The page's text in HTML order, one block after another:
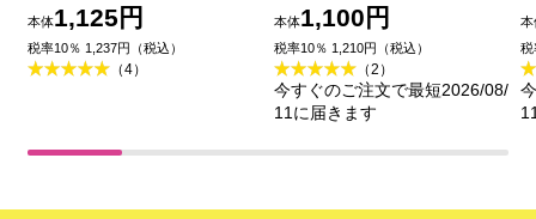
洗顔 １８０ｇ 花王
本体1,125円
税率10％ 1,237円（税込）
（4）
ブラックジェル クレ
イ試供品セット ２００
ｇ＋２０ｇ 花王
本体1,100円
税率10％ 1,210円（税込）
（2）
今すぐのご注文で最短2026/08/
11に届きます
本
税